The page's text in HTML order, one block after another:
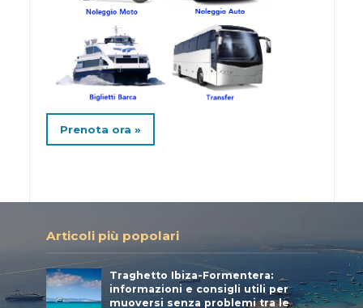
Prenota ora »
Articoli più popolari
Traghetto Ibiza-Formentera:
informazioni e consigli utili per
muoversi senza problemi tra le